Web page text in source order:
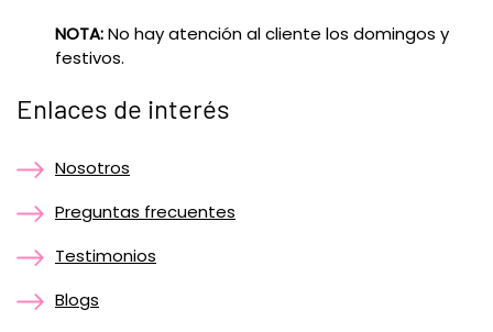
NOTA:No hay atención al cliente los domingos y
festivos.
Enlaces de interés
Nosotros
Preguntas frecuentes
Testimonios
Blogs